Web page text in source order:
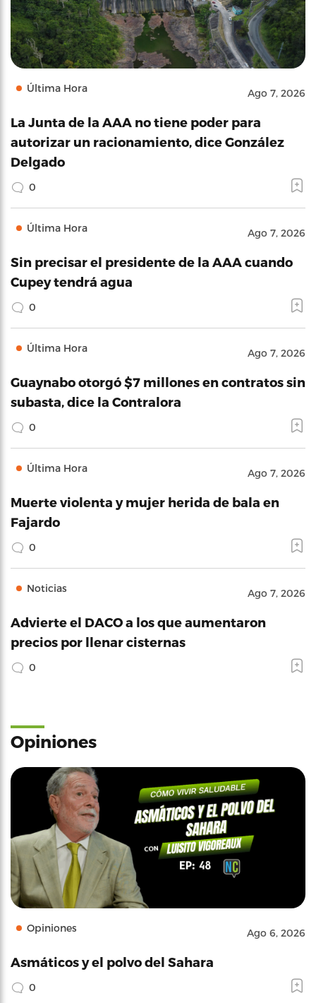
Última Hora Ago 7, 2026
La Junta de la AAA no tiene poder para
autorizar un racionamiento, dice González
Delgado
0
Última Hora Ago 7, 2026
Sin precisar el presidente de la AAA cuando
Cupey tendrá agua
0
Última Hora Ago 7, 2026
Guaynabo otorgó $7 millones en contratos sin
subasta, dice la Contralora
0
Última Hora Ago 7, 2026
Muerte violenta y mujer herida de bala en
Fajardo
0
Noticias Ago 7, 2026
Advierte el DACO a los que aumentaron
precios por llenar cisternas
0
Opiniones
Opiniones Ago 6, 2026
Asmáticos y el polvo del Sahara
0